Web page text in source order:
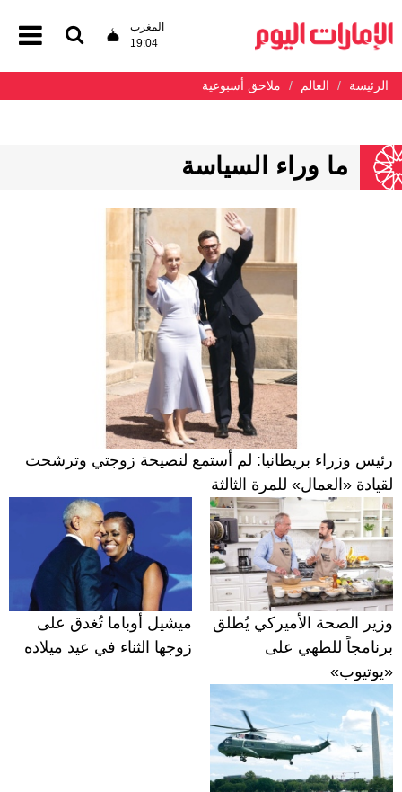
المغرب
19:04
الرئيسة العالم ملاحق أسبوعية
ما وراء السياسة
رئيس وزراء بريطانيا: لم أستمع لنصيحة زوجتي وترشحت
لقيادة «العمال» للمرة الثالثة
وزير الصحة الأميركي يُطلق
برنامجاً للطهي على
«يوتيوب»
ميشيل أوباما تُغدق على
زوجها الثناء في عيد ميلاده